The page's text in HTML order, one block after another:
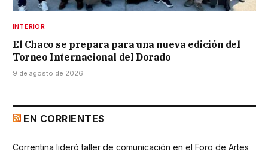
INTERIOR
El Chaco se prepara para una nueva edición del
Torneo Internacional del Dorado
9 de agosto de 2026
EN CORRIENTES
Correntina lideró taller de comunicación en el Foro de Artes